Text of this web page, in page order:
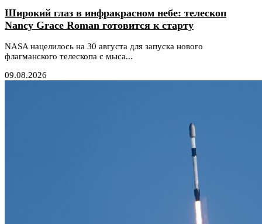
Широкий глаз в инфракрасном небе: телескоп
Nancy Grace Roman готовится к старту
NASA нацелилось на 30 августа для запуска нового
флагманского телескопа с мыса...
09.08.2026